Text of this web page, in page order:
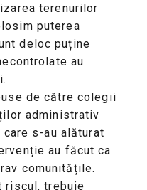
terenurilor
puterea
deloc puține
au
de către colegii
administrativ
s-au alăturat
au făcut ca
comunitățile.
riscul, trebuie